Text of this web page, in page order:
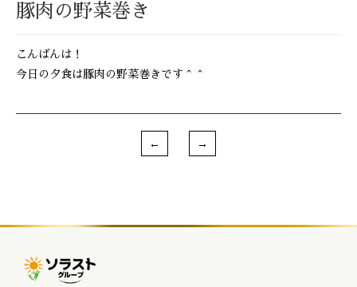
豚肉の野菜巻き
こんばんは！
今日の夕食は豚肉の野菜巻きです＾＾